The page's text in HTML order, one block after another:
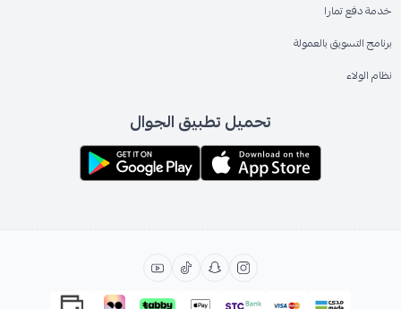
خدمة دفع تمارا
برنامج التسويق بالعمولة
نظام الولاء
تحميل تطبيق الجوال